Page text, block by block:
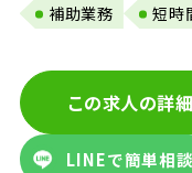
補助業務
短時
この求人の詳
LINEで簡単相談